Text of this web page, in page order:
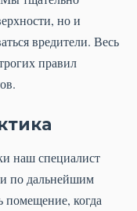
но и
вредители. Весь
правил
наш специалист
по дальнейшим
помещение, когда